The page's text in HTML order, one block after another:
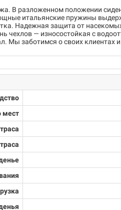
В разложенном положении
итальянские пружины
Надежная защита от
чехлов — износостойкая с
Мы заботимся о своих
мест